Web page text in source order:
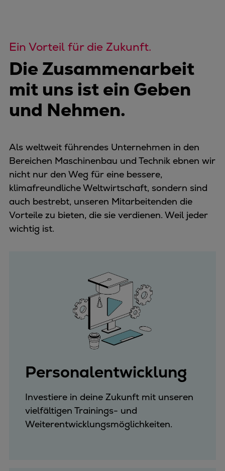
Ein Vorteil für die Zukunft.
Die Zusammenarbeit
mit uns ist ein Geben
und Nehmen.
Als weltweit führendes Unternehmen in den
Bereichen Maschinenbau und Technik ebnen wir
nicht nur den Weg für eine bessere,
klimafreundliche Weltwirtschaft, sondern sind
auch bestrebt, unseren Mitarbeitenden die
Vorteile zu bieten, die sie verdienen. Weil jeder
wichtig ist.
Personalentwicklung
Investiere in deine Zukunft mit unseren
vielfältigen Trainings- und
Weiterentwicklungsmöglichkeiten.